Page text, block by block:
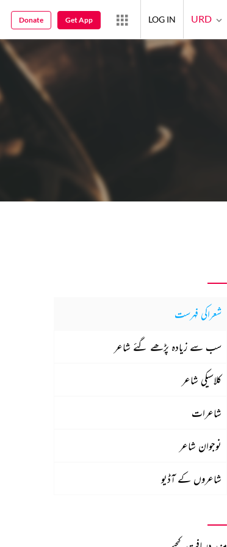
شعراکی فہرست
سب سے زیادہ پڑھے گئے شاعر
کلاسیکی شاعر
شاعرات
نوجوان شاعر
شاعروں کے آڈیو
URD
LOG IN
Get App
Donate